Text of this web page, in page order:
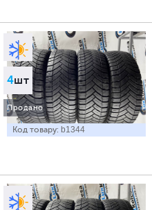
4шт
Продано
Код товару: b1344